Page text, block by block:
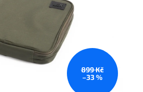
899 Kč
–33 %